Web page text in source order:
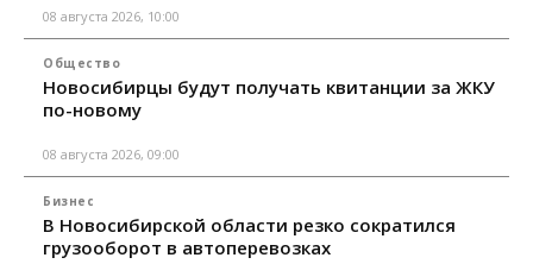
08 августа 2026, 10:00
Общество
Новосибирцы будут получать квитанции за ЖКУ
по-новому
08 августа 2026, 09:00
Бизнес
В Новосибирской области резко сократился
грузооборот в автоперевозках